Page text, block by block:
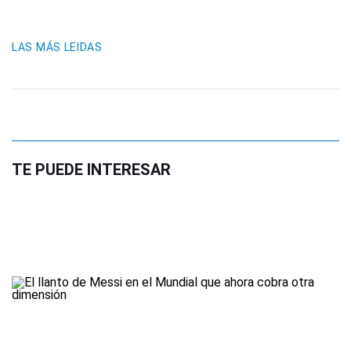
LAS MÁS LEIDAS
TE PUEDE INTERESAR